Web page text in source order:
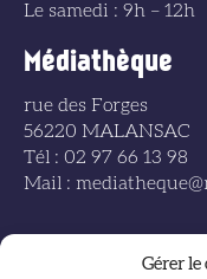
Gérer
Le samedi : 9h – 12h
Médiathèque
rue des Forges
56220 MALANSAC
Tél : 02 97 66 13 98
Mail :